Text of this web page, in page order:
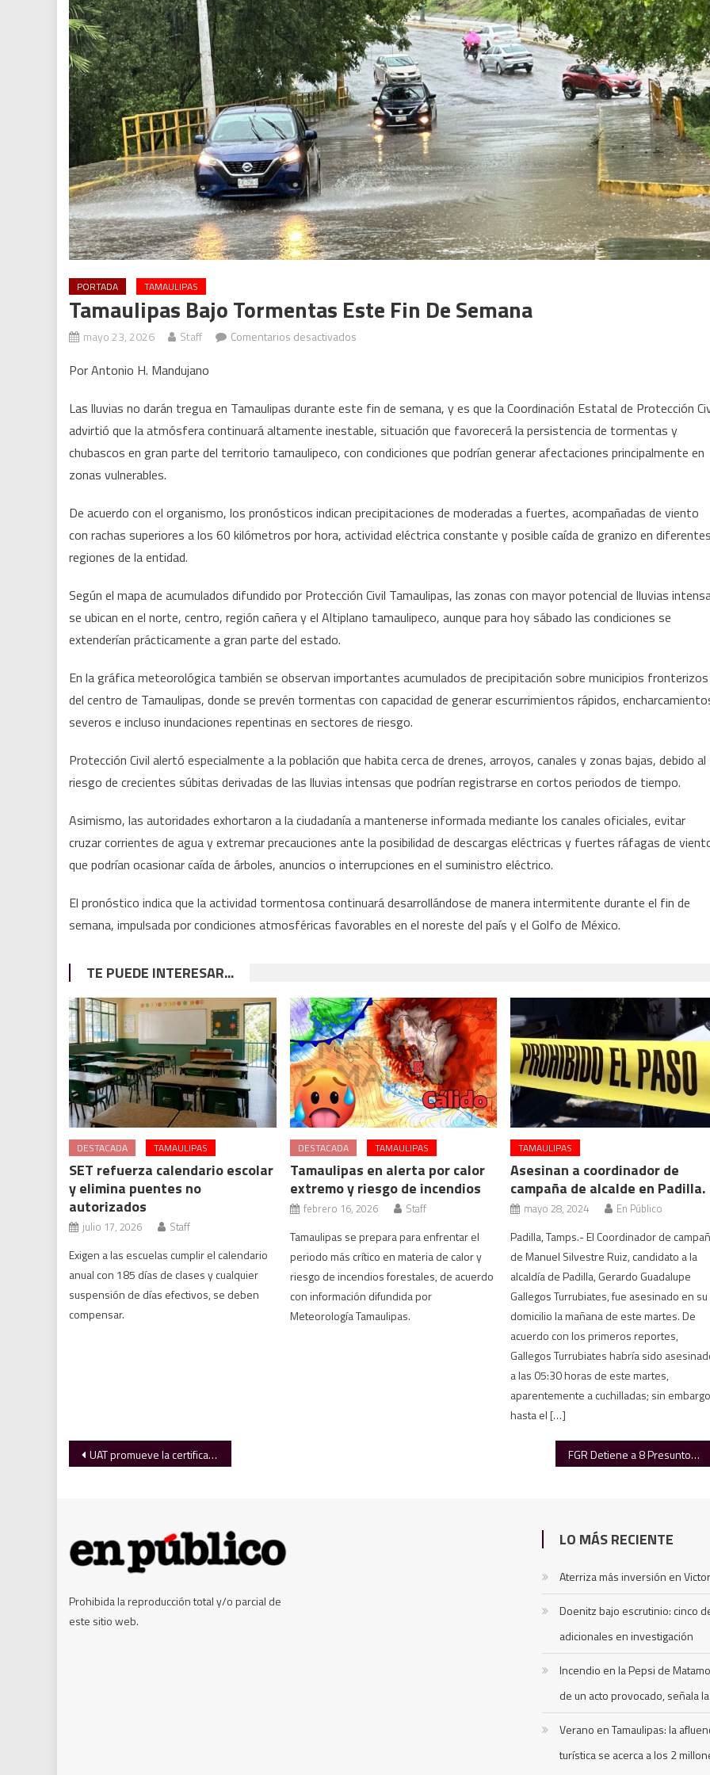
PORTADA TAMAULIPAS
Tamaulipas Bajo Tormentas Este Fin De Semana
mayo 23, 2026 Staff Comentarios desactivados
este
fin
de
Por Antonio H. Mandujano
Las lluvias no darán tregua en Tamaulipas durante este fin de semana, y es que la Coordinación Estatal de Protección
advirtió que la atmósfera continuará altamente inestable, situación que favorecerá la persistencia de tormentas y
chubascos en gran parte del territorio tamaulipeco, con condiciones que podrían generar afectaciones principalmente en
zonas vulnerables.
De acuerdo con el organismo, los pronósticos indican precipitaciones de moderadas a fuertes, acompañadas de viento
con rachas superiores a los 60 kilómetros por hora, actividad eléctrica constante y posible caída de granizo en diferentes
regiones de la entidad.
Según el mapa de acumulados difundido por Protección Civil Tamaulipas, las zonas con mayor potencial de lluvias
se ubican en el norte, centro, región cañera y el Altiplano tamaulipeco, aunque para hoy sábado las condiciones se
extenderían prácticamente a gran parte del estado.
En la gráfica meteorológica también se observan importantes acumulados de precipitación sobre municipios
del centro de Tamaulipas, donde se prevén tormentas con capacidad de generar escurrimientos rápidos,
severos e incluso inundaciones repentinas en sectores de riesgo.
Protección Civil alertó especialmente a la población que habita cerca de drenes, arroyos, canales y zonas bajas, debido al
riesgo de crecientes súbitas derivadas de las lluvias intensas que podrían registrarse en cortos periodos de tiempo.
Asimismo, las autoridades exhortaron a la ciudadanía a mantenerse informada mediante los canales oficiales, evitar
cruzar corrientes de agua y extremar precauciones ante la posibilidad de descargas eléctricas y fuertes ráfagas de
que podrían ocasionar caída de árboles, anuncios o interrupciones en el suministro eléctrico.
El pronóstico indica que la actividad tormentosa continuará desarrollándose de manera intermitente durante el fin de
semana, impulsada por condiciones atmosféricas favorables en el noreste del país y el Golfo de México.
TE PUEDE INTERESAR...
DESTACADA TAMAULIPAS
SET refuerza calendario escolar
y elimina puentes no
autorizados
julio 17, 2026 Staff
Exigen a las escuelas cumplir el calendario
anual con 185 días de clases y cualquier
suspensión de días efectivos, se deben
compensar.
DESTACADA TAMAULIPAS
Tamaulipas en alerta por calor
extremo y riesgo de incendios
febrero 16, 2026 Staff
Tamaulipas se prepara para enfrentar el
periodo más crítico en materia de calor y
riesgo de incendios forestales, de acuerdo
con información difundida por
Meteorología Tamaulipas.
TAMAULIPAS
Asesinan a coordinador de
campaña de alcalde en Padilla.
mayo 28, 2024 En Público
Padilla, Tamps.- El Coordinador de
de Manuel Silvestre Ruiz, candidato a la
alcaldía de Padilla, Gerardo Guadalupe
Gallegos Turrubiates, fue asesinado en su
domicilio la mañana de este martes. De
acuerdo con los primeros reportes,
Gallegos Turrubiates habría sido
a las 05:30 horas de este martes,
aparentemente a cuchilladas; sin embargo
hasta el […]
Navegación
UAT promueve la certificación de la Cuera Tamaulipeca FGR Detiene a 8 Presuntos Responsables de Homicidio del Agente Protección Federal en Matamoros
Prohibida la reproducción total y/o parcial de
este sitio web.
LO MÁS RECIENTE
Aterriza más inversión en
Doenitz bajo escrutinio: cinco
adicionales en investigación
Incendio en la Pepsi de
de un acto provocado, señala
Verano en Tamaulipas: la
turística se acerca a los 2